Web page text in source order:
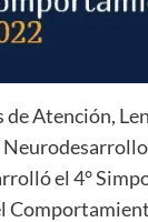
Atención,
el 4°